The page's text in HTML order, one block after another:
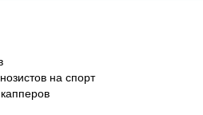
на спорт